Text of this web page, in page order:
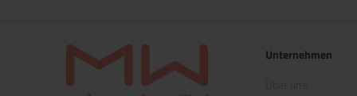
Unternehmen